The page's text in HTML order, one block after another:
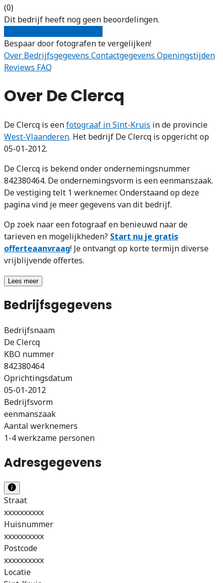
(0)
Dit bedrijf heeft nog geen beoordelingen.
Bespaar door fotografen te vergelijken!
Over Bedrijfsgegevens Contactgegevens Openingstijden
Reviews FAQ
Over De Clercq
De Clercq is eenfotograaf in Sint-Kruis in de provincie
West-Vlaanderen. Het bedrijf De Clercq is opgericht op
05-01-2012.
De Clercq is bekend onder ondernemingsnummer
842380464. De ondernemingsvorm is een eenmanszaak.
De vestiging telt 1 werknemer. Onderstaand op deze
pagina vind je meer gegevens van dit bedrijf.
Op zoek naar een fotograaf en benieuwd naar de
tarieven en mogelijkheden? Start nu je gratis
offerteaanvraag! Je ontvangt op korte termijn diverse
vrijblijvende offertes.
Lees meer
Bedrijfsgegevens
Bedrijfsnaam
De Clercq
KBO nummer
842380464
Oprichtingsdatum
05-01-2012
Bedrijfsvorm
eenmanszaak
Aantal werknemers
1-4 werkzame personen
Adresgegevens
Straat
xxxxxxxxxx
Huisnummer
xxxxxxxxxx
Postcode
xxxxxxxxxx
Locatie